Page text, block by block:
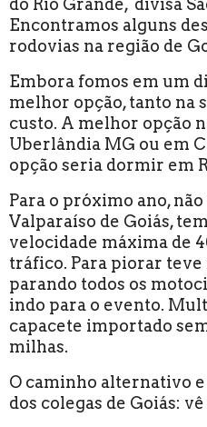
do Rio Grande, divisa
Encontramos alguns
rodovias na região de
Embora fomos em um
melhor opção, tanto na
custo. A melhor opção
Uberlândia MG ou em
opção seria dormir em
Para o próximo ano,
Valparaíso de Goiás,
velocidade máxima de
tráfico. Para piorar
parando todos os
indo para o evento.
capacete importado
milhas.
O caminho alternativo
dos colegas de Goiás: